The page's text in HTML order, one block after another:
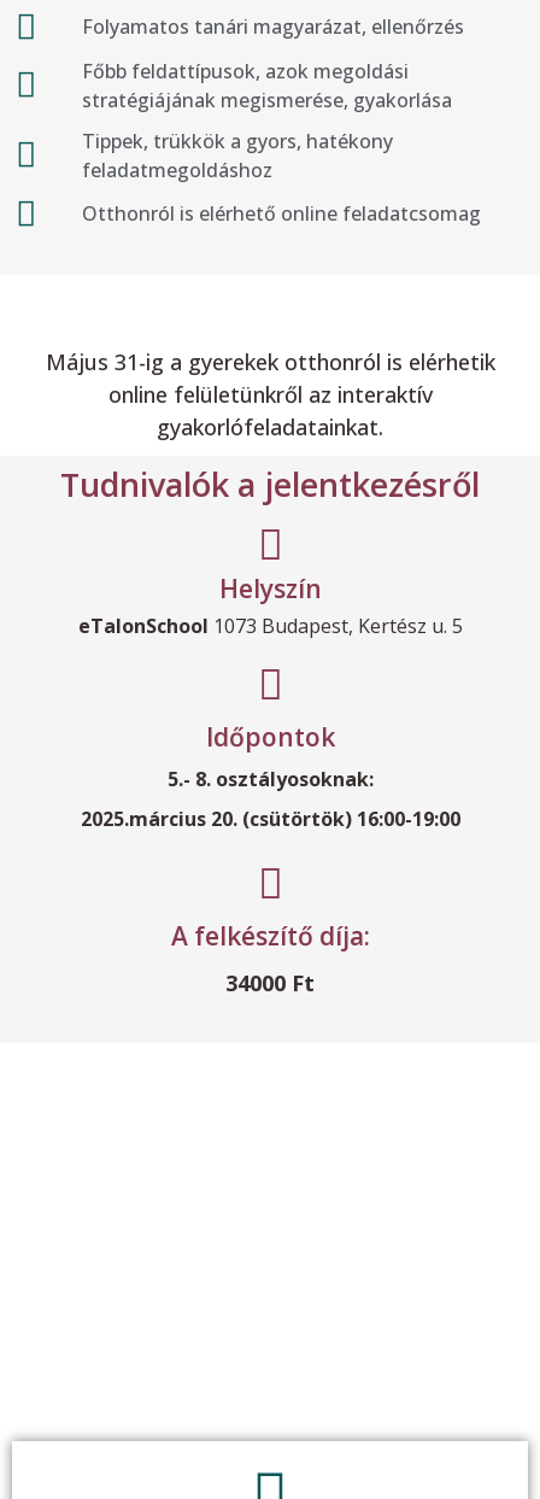
Folyamatos tanári magyarázat, ellenőrzés
Főbb feldattípusok, azok megoldási
stratégiájának megismerése, gyakorlása
Tippek, trükkök a gyors, hatékony
feladatmegoldáshoz
Otthonról is elérhető online feladatcsomag
Május 31-ig a gyerekek otthonról is elérhetik
online felületünkről az interaktív
gyakorlófeladatainkat.
Tudnivalók a jelentkezésről
Helyszín
eTalonSchool 1073 Budapest, Kertész u. 5
Időpontok
5.- 8. osztályosoknak:
2025.március 20. (csütörtök) 16:00-19:00
A felkészítő díja:
34000 Ft